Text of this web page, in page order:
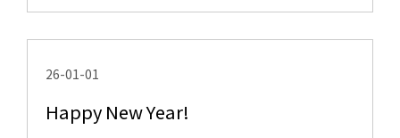
26-01-01
Happy New Year!